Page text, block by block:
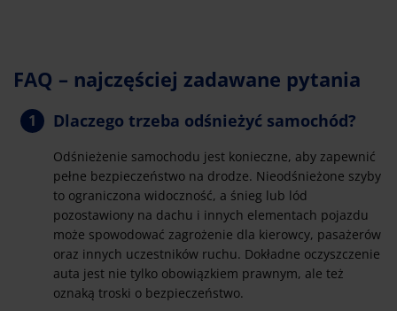
FAQ – najczęściej zadawane pytania
Dlaczego trzeba odśnieżyć samochód?
Odśnieżenie samochodu jest konieczne, aby zapewnić
pełne bezpieczeństwo na drodze. Nieodśnieżone szyby
to ograniczona widoczność, a śnieg lub lód
pozostawiony na dachu i innych elementach pojazdu
może spowodować zagrożenie dla kierowcy, pasażerów
oraz innych uczestników ruchu. Dokładne oczyszczenie
auta jest nie tylko obowiązkiem prawnym, ale też
oznaką troski o bezpieczeństwo.